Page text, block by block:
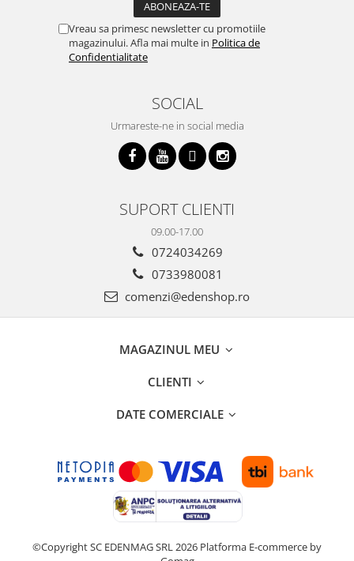
Vreau sa primesc newsletter cu promotiile
magazinului. Afla mai multe in Politica de
Confidentialitate
SOCIAL
Urmareste-ne in social media
SUPORT CLIENTI
09.00-17.00
0724034269
0733980081
comenzi@edenshop.ro
MAGAZINUL MEU
CLIENTI
DATE COMERCIALE
©Copyright SC EDENMAG SRL 2026 Platforma E-commerce by